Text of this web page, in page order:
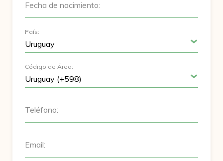
Fecha de nacimiento:
País:
Código de Área:
Teléfono:
Email: